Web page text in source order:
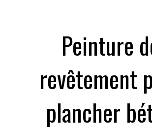
Peinture
revêtement
plancher